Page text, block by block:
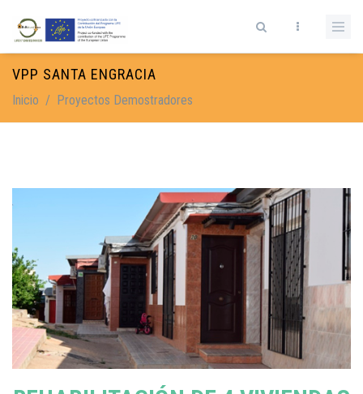
Formulario de búsqueda
VPP SANTA ENGRACIA
Inicio / Proyectos Demostradores